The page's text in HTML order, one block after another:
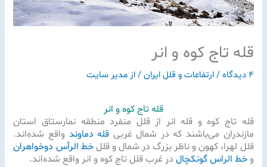
قله تاج کوه و انر
۴ دیدگاه /ارتفاعات و قلل ایران / از مدیر سایت
قله تاج کوه و انر
قله تاج کوه و قله انر از قلل منفرد منطقه نمارستاق استان
مازندران می‌باشند که در شمال غربی قله دماوند واقع شده‌اند.
قلل لهرا، کهون و ناظر بزرگ در شمال و قللخط الرأس دوخواهران
وخط الراس گونکچال در غرب قلل تاج کوه و انر واقع شده‌اند.